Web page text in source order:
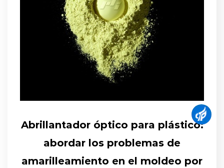
Abrillantador óptico para plástico:
abordar los problemas de
amarilleamiento en el moldeo por